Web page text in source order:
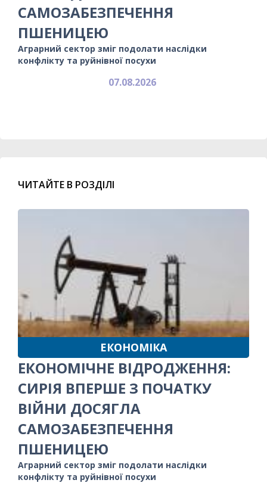
САМОЗАБЕЗПЕЧЕННЯ
ПШЕНИЦЕЮ
Аграрний сектор зміг подолати наслідки
конфлікту та руйнівної посухи
07.08.2026
ЧИТАЙТЕ В РОЗДІЛІ
ЕКОНОМІКА
ЕКОНОМІЧНЕ ВІДРОДЖЕННЯ:
СИРІЯ ВПЕРШЕ З ПОЧАТКУ
ВІЙНИ ДОСЯГЛА
САМОЗАБЕЗПЕЧЕННЯ
ПШЕНИЦЕЮ
Аграрний сектор зміг подолати наслідки
конфлікту та руйнівної посухи